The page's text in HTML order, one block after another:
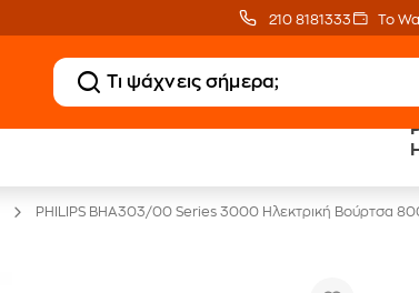
210 8181333 Το
Άτοκες
PHILIPS BHA303/00 Series 3000 Ηλεκτρική Βούρτσα